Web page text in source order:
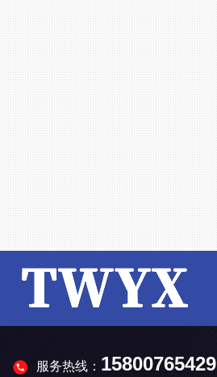
服务热线： 15800765429